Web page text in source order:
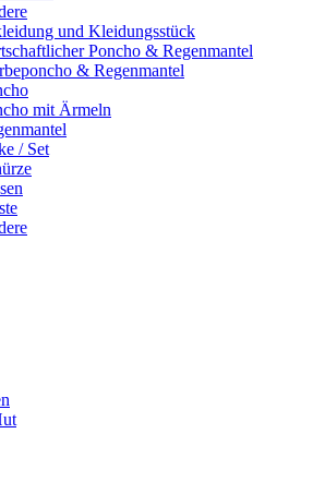
und Kleidungsstück
Poncho & Regenmantel
& Regenmantel
mit Ärmeln
/ Set